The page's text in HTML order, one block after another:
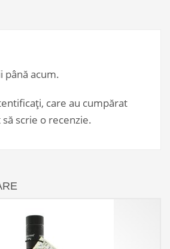
până acum.
care au cumpărat
scrie o recenzie.